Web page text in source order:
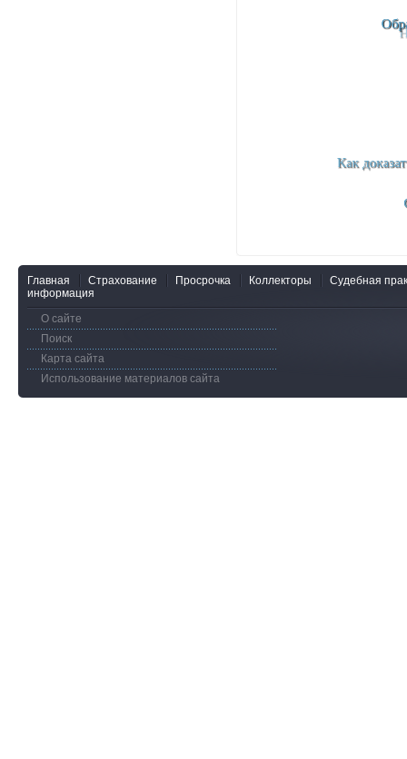
Главная Страхование Просрочка Коллекторы
Судебная
информация
О сайте
Поиск
Карта сайта
Использование материалов сайта